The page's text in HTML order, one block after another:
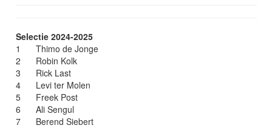
Selectie 2024-2025
1
Thimo de Jonge
2
Robin Kolk
3
Rick Last
4
Levi ter Molen
5
Freek Post
6
Ali Sengul
7
Berend Siebert